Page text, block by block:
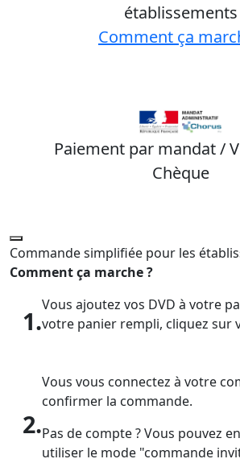
établissements
Comment ça
Paiement par mandat /
Chèque
Commande simplifiée pour les
Comment ça marche ?
1.
Vous ajoutez vos DVD à votre
votre panier rempli, cliquez sur
2.
Vous vous connectez à votre
confirmer la commande.
Pas de compte ? Vous pouvez
utiliser le mode "commande